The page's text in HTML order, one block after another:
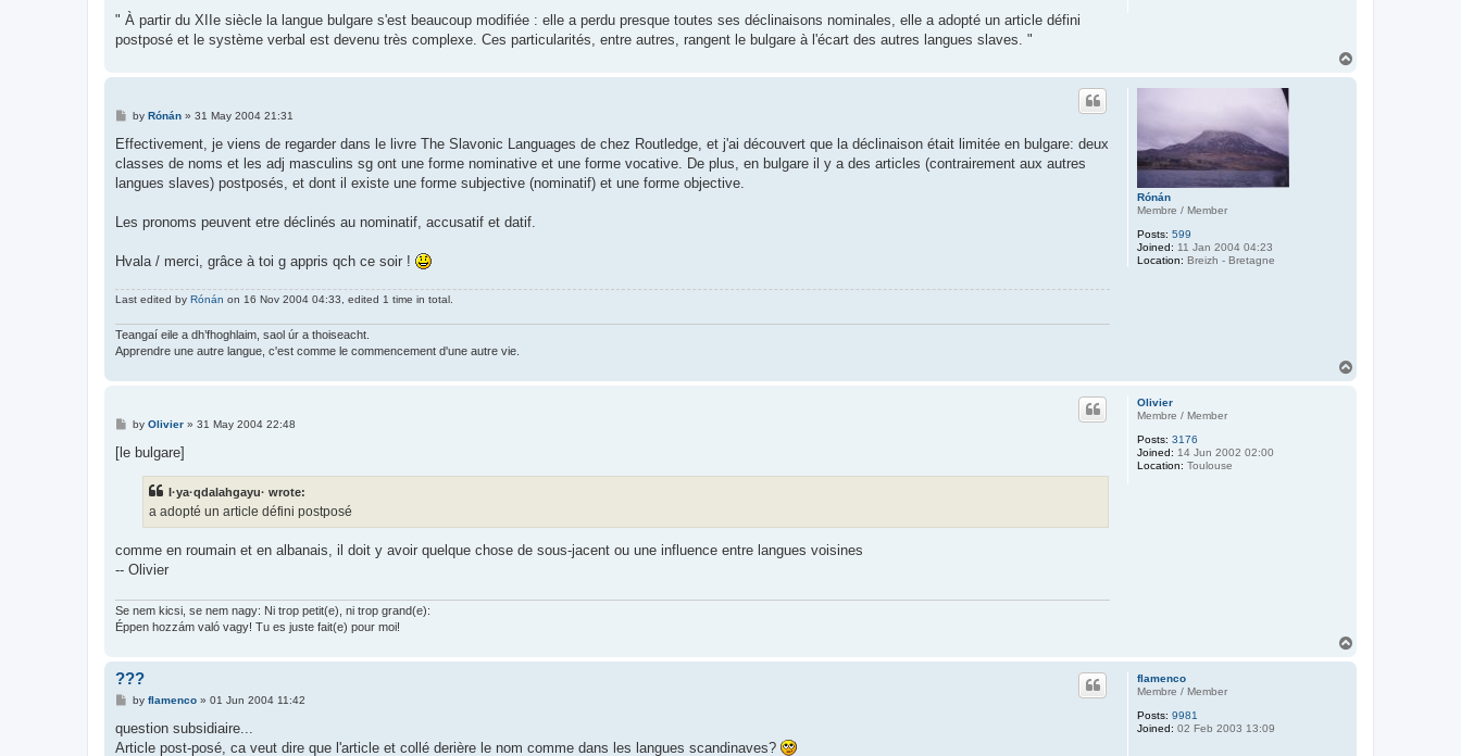
" À partir du XIIe siècle la langue bulgare s'est beaucoup modifiée : elle a perdu presque toutes ses déclinaisons nominales, elle a adopté un article défini
postposé et le système verbal est devenu très complexe. Ces particularités, entre autres, rangent le bulgare à l'écart des autres langues slaves. "
Rónán
Membre / Member
Posts: 599
Joined: 11 Jan 2004 04:23
Location: Breizh - Bretagne
P
s
by Rónán» 31 May 2004 21:31
Effectivement, je viens de regarder dans le livre The Slavonic Languages de chez Routledge, et j'ai découvert que la déclinaison était limitée en bulgare: deux
classes de noms et les adj masculins sg ont une forme nominative et une forme vocative. De plus, en bulgare il y a des articles (contrairement aux autres
langues slaves) postposés, et dont il existe une forme subjective (nominatif) et une forme objective.
Les pronoms peuvent etre déclinés au nominatif, accusatif et datif.
Hvala / merci, grâce à toi g appris qch ce soir !
Last edited by Rónán on 16 Nov 2004 04:33, edited 1 time in total.
Teangaí eile a dh’fhoghlaim, saol úr a thoiseacht.
Apprendre une autre langue, c'est comme le commencement d'une autre vie.
Olivier
Membre / Member
Posts: 3176
Joined: 14 Jun 2002 02:00
Location: Toulouse
P
s
by Olivier» 31 May 2004 22:48
[le bulgare]
I·ya·qdalahgayu· wrote:
a adopté un article défini postposé
comme en roumain et en albanais, il doit y avoir quelque chose de sous-jacent ou une influence entre langues voisines
-- Olivier
Se nem kicsi, se nem nagy: Ni trop petit(e), ni trop grand(e):
Éppen hozzám való vagy! Tu es juste fait(e) pour moi!
flamenco
Membre / Member
Posts: 9981
Joined: 02 Feb 2003 13:09
???
P
s
by flamenco» 01 Jun 2004 11:42
question subsidiaire...
Article post-posé, ca veut dire que l'article et collé derière le nom comme dans les langues scandinaves?